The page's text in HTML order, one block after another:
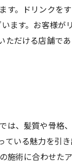
す。ドリンクを
ます。お客様が
ただける店舗で
は、髪質や骨格
いる魅力を引
施術に合わせた